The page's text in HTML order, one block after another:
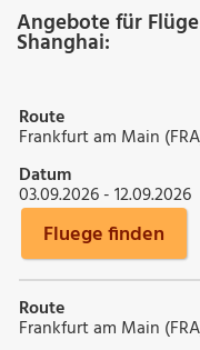
Angebote für
Shanghai:
Route
Frankfurt am Main
Datum
03.09.2026 - 12.09.2026
Fluege finden
Route
Frankfurt am Main